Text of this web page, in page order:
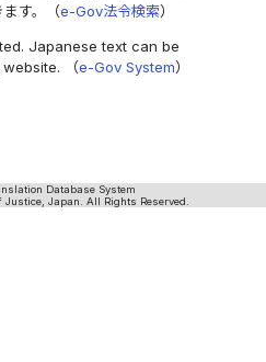
す。（e-Gov法令検索）
Japanese text can be
（e-Gov System）
Database System
Japan. All Rights Reserved.